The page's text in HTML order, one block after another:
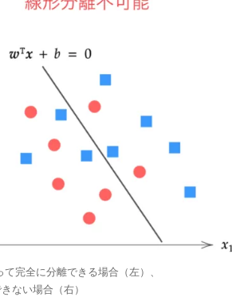
完全に分離できる場合（左）、
ない場合（右）